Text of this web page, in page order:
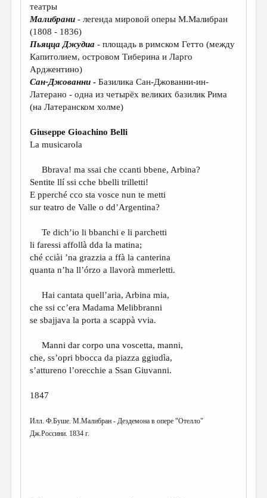
ТРЕДИАКОВСКИЙ
МЕДИА
ВКОНТАКТЕ
театры
Малибрани - легенда мировой оперы М.Малибран
(1808 - 1836)
Пьяцца Джудиа - площадь в римском Гетто (между
Капитолием, островом Тиберина и Ларго
Арджентино)
Сан-Джованни -Базилика Сан-Джованни-ин-
Латерано - одна из четырёх великих базилик Рима
(на Латеранском холме)
Giuseppe Gioachino Belli
La musicarola
Bbrava! ma ssai che ccanti bbene, Arbina?
Sentite llí ssi cche bbelli trilletti!
E pperché cco sta vosce nun te metti
sur teatro de Valle o dd’Argentina?
Te dich’io li bbanchi e li parchetti
li faressi affollà dda la matina;
ché cciài ’na grazzia a ffà la canterina
quanta n’ha ll’órzo a llavorà mmerletti.
Hai cantata quell’aria, Arbina mia,
che ssi cc’era Madama Melibbranni
se sbajjava la porta a scappà vvia.
Manni dar corpo una voscetta, manni,
che, ss’opri bbocca da piazza ggiudìa,
s’attureno l’orecchie a Ssan Giuvanni.
1847
Илл. Ф.Буше. М.Малибран - Дездемона в опере "Отелло"
Дж.Россини. 1834 г.